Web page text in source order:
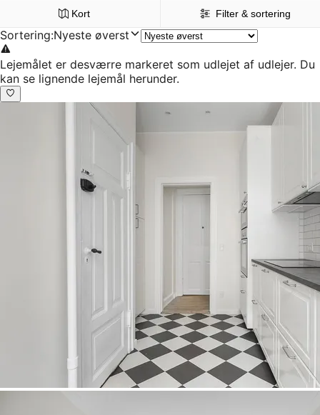
Kort Filter & sortering
Sortering:Nyeste øverst
Lejemålet er desværre markeret som udlejet af udlejer. Du
kan se lignende lejemål herunder.